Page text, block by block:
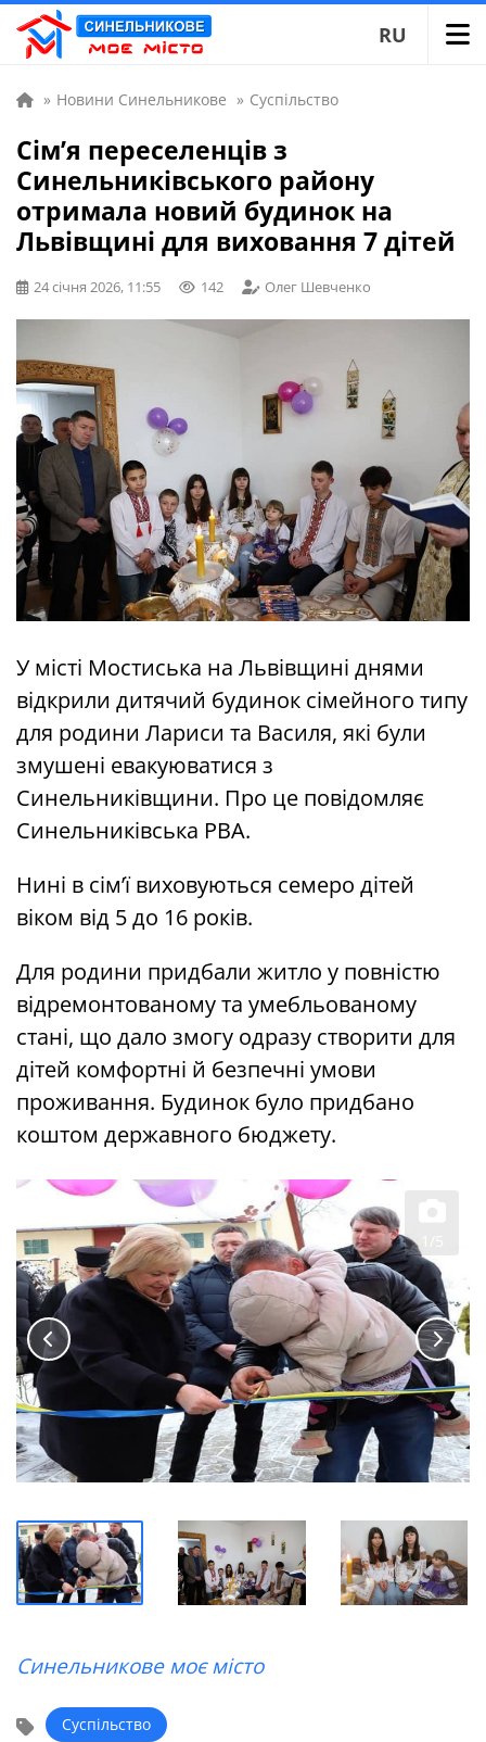
RU
» Новини Синельникове » Суспільство
Сім’я переселенців з
Синельниківського району
отримала новий будинок на
Львівщині для виховання 7 дітей
24 січня 2026, 11:55 142 Олег Шевченко
У місті Мостиська на Львівщині днями
відкрили дитячий будинок сімейного типу
для родини Лариси та Василя, які були
змушені евакуюватися з
Синельниківщини. Про це повідомляє
Синельниківська РВА.
Нині в сім’ї виховуються семеро дітей
віком від 5 до 16 років.
Для родини придбали житло у повністю
відремонтованому та умебльованому
стані, що дало змогу одразу створити для
дітей комфортні й безпечні умови
проживання. Будинок було придбано
коштом державного бюджету.
Синельникове моє місто
Суспільство